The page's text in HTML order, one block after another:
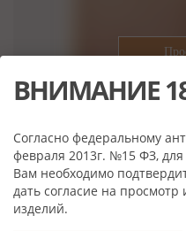
Цена: 2 480 руб
ВНИМАНИЕ
Согласно федеральному
февраля 2013г. №15 ФЗ,
Вам необходимо
дать согласие на
изделий.